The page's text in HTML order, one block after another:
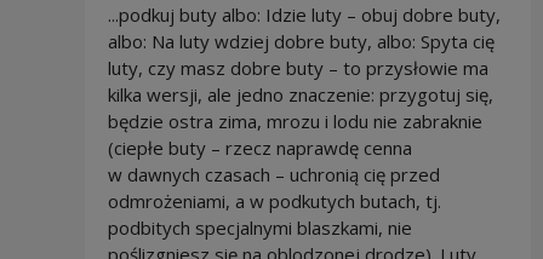
...podkuj buty albo: Idzie luty – obuj dobre buty,
albo: Na luty wdziej dobre buty, albo: Spyta cię
luty, czy masz dobre buty – to przysłowie ma
kilka wersji, ale jedno znaczenie: przygotuj się,
będzie ostra zima, mrozu i lodu nie zabraknie
(ciepłe buty – rzecz naprawdę cenna
w dawnych czasach – uchronią cię przed
odmrożeniami, a w podkutych butach, tj.
podbitych specjalnymi blaszkami, nie
poślizgniesz się na oblodzonej drodze). Luty